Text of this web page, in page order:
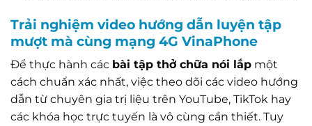
Trải nghiệm video hướng dẫn luyện tập
mượt mà cùng mạng 4G VinaPhone
Để thực hành các bài tập thở chữa nói lắp một
cách chuẩn xác nhất, việc theo dõi các video hướng
dẫn từ chuyên gia trị liệu trên YouTube, TikTok hay
các khóa học trực tuyến là vô cùng cần thiết. Tuy